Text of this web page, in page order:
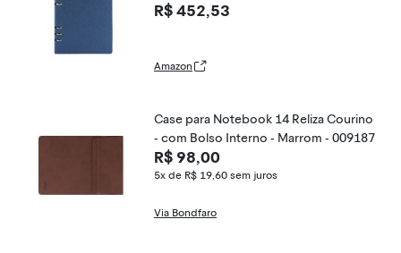
book office business, azul, A6
R$ 452,53
Amazon
Case para Notebook 14 Reliza Courino
- com Bolso Interno - Marrom - 009187
R$ 98,00
5x de R$ 19,60 sem juros
Via Bondfaro